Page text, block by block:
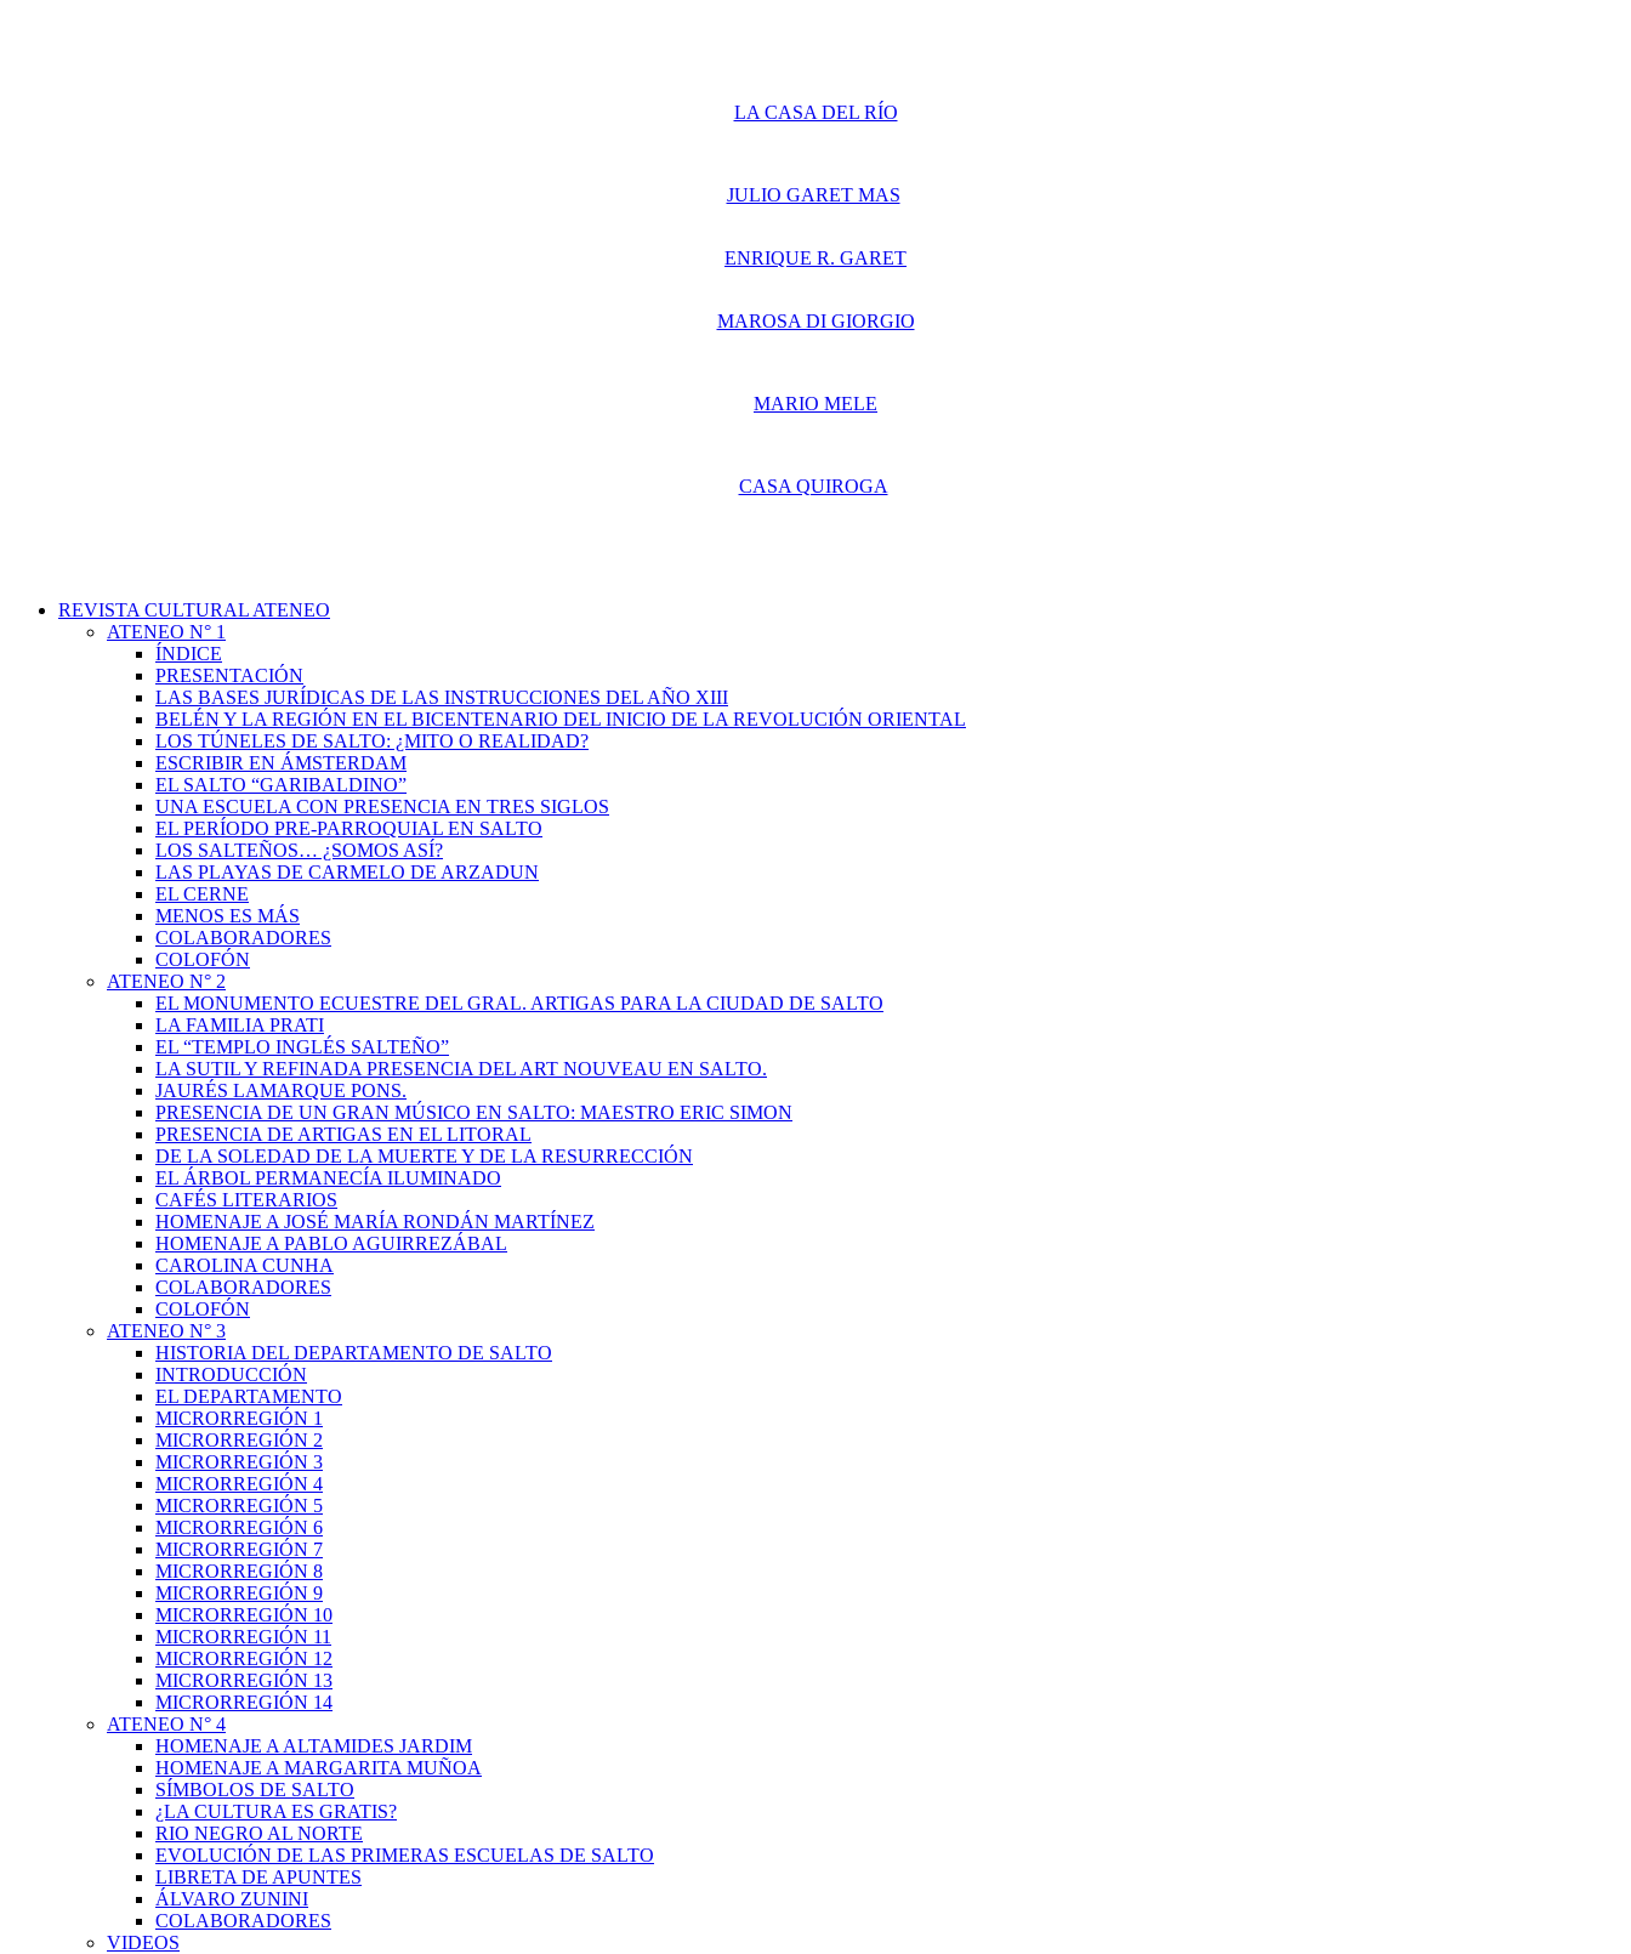
LA CASA DEL RÍO
JULIO GARET MAS
ENRIQUE R. GARET
MAROSA DI GIORGIO
MARIO MELE
CASA QUIROGA
REVISTA CULTURAL ATENEO
ATENEO N° 1
ÍNDICE
PRESENTACIÓN
LAS BASES JURÍDICAS DE LAS INSTRUCCIONES DEL AÑO XIII
BELÉN Y LA REGIÓN EN EL BICENTENARIO DEL INICIO DE LA REVOLUCIÓN ORIENTAL
LOS TÚNELES DE SALTO: ¿MITO O REALIDAD?
ESCRIBIR EN ÁMSTERDAM
EL SALTO “GARIBALDINO”
UNA ESCUELA CON PRESENCIA EN TRES SIGLOS
EL PERÍODO PRE-PARROQUIAL EN SALTO
LOS SALTEÑOS… ¿SOMOS ASÍ?
LAS PLAYAS DE CARMELO DE ARZADUN
EL CERNE
MENOS ES MÁS
COLABORADORES
COLOFÓN
ATENEO N° 2
EL MONUMENTO ECUESTRE DEL GRAL. ARTIGAS PARA LA CIUDAD DE SALTO
LA FAMILIA PRATI
EL “TEMPLO INGLÉS SALTEÑO”
LA SUTIL Y REFINADA PRESENCIA DEL ART NOUVEAU EN SALTO.
JAURÉS LAMARQUE PONS.
PRESENCIA DE UN GRAN MÚSICO EN SALTO: MAESTRO ERIC SIMON
PRESENCIA DE ARTIGAS EN EL LITORAL
DE LA SOLEDAD DE LA MUERTE Y DE LA RESURRECCIÓN
EL ÁRBOL PERMANECÍA ILUMINADO
CAFÉS LITERARIOS
HOMENAJE A JOSÉ MARÍA RONDÁN MARTÍNEZ
HOMENAJE A PABLO AGUIRREZÁBAL
CAROLINA CUNHA
COLABORADORES
COLOFÓN
ATENEO N° 3
HISTORIA DEL DEPARTAMENTO DE SALTO
INTRODUCCIÓN
EL DEPARTAMENTO
MICRORREGIÓN 1
MICRORREGIÓN 2
MICRORREGIÓN 3
MICRORREGIÓN 4
MICRORREGIÓN 5
MICRORREGIÓN 6
MICRORREGIÓN 7
MICRORREGIÓN 8
MICRORREGIÓN 9
MICRORREGIÓN 10
MICRORREGIÓN 11
MICRORREGIÓN 12
MICRORREGIÓN 13
MICRORREGIÓN 14
ATENEO N° 4
HOMENAJE A ALTAMIDES JARDIM
HOMENAJE A MARGARITA MUÑOA
SÍMBOLOS DE SALTO
¿LA CULTURA ES GRATIS?
RIO NEGRO AL NORTE
EVOLUCIÓN DE LAS PRIMERAS ESCUELAS DE SALTO
LIBRETA DE APUNTES
ÁLVARO ZUNINI
COLABORADORES
VIDEOS